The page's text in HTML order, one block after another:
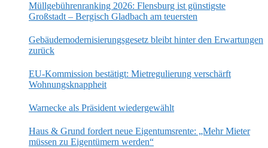
Müllgebührenranking 2026: Flensburg ist günstigste
Großstadt – Bergisch Gladbach am teuersten
Gebäudemodernisierungsgesetz bleibt hinter den Erwartungen
zurück
EU-Kommission bestätigt: Mietregulierung verschärft
Wohnungsknappheit
Warnecke als Präsident wiedergewählt
Haus & Grund fordert neue Eigentumsrente: „Mehr Mieter
müssen zu Eigentümern werden“